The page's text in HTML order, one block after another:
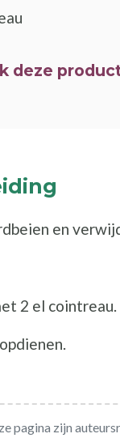
deze
en
2 el cointreau.
pagina zijn